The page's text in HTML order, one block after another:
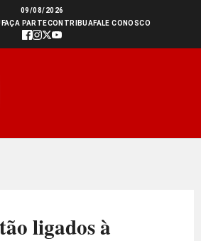
09/08/2026
FAÇA PARTECONTRIBUAFALE CONOSCO
ligados à